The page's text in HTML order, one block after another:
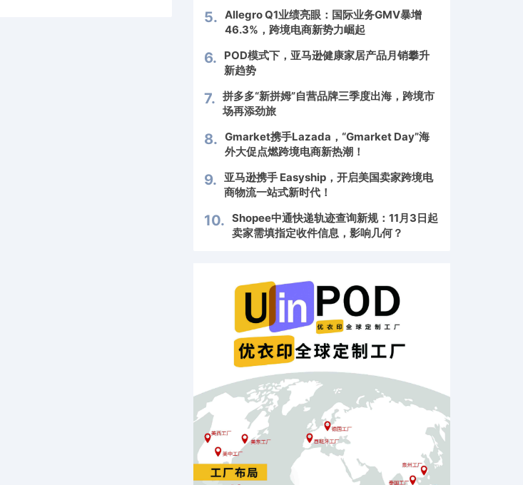
5. Allegro Q1业绩亮眼：国际业务GMV暴增
46.3%，跨境电商新势力崛起
6.
POD模式下，亚马逊健康家居产品月销攀升
新趋势
7. 拼多多“新拼姆”自营品牌三季度出海，跨境市
场再添劲旅
8. Gmarket携手Lazada，“Gmarket Day”海
外大促点燃跨境电商新热潮！
9. 亚马逊携手 Easyship，开启美国卖家跨境电
商物流一站式新时代！
10. Shopee中通快递轨迹查询新规：11月3日起
卖家需填指定收件信息，影响几何？